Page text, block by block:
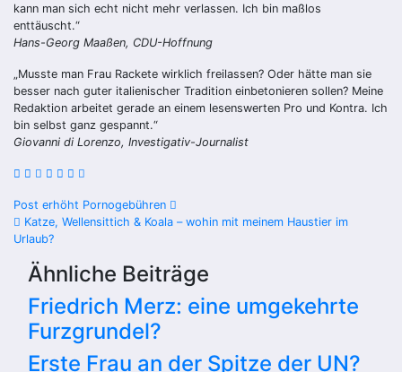
kann man sich echt nicht mehr verlassen. Ich bin maßlos
enttäuscht.“
Hans-Georg Maaßen, CDU-Hoffnung
„Musste man Frau Rackete wirklich freilassen? Oder hätte man sie
besser nach guter italienischer Tradition einbetonieren sollen? Meine
Redaktion arbeitet gerade an einem lesenswerten Pro und Kontra. Ich
bin selbst ganz gespannt.“
Giovanni di Lorenzo, Investigativ-Journalist
Beitragsnavigation
Post erhöht Pornogebühren
Katze, Wellensittich & Koala – wohin mit meinem Haustier im
Urlaub?
Ähnliche Beiträge
Friedrich Merz: eine umgekehrte
Furzgrundel?
Erste Frau an der Spitze der UN?